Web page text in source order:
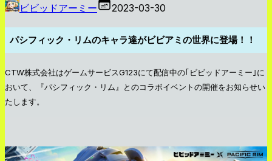
ビビッドアーミー 2023-03-30
パシフィック・リムのキャラ達がビビアミの世界に登場！！
CTW株式会社はゲームサービスG123にて配信中の｢ビビッドアーミー｣に
おいて、『パシフィック・リム』とのコラボイベントの開催をお知らせい
たします。